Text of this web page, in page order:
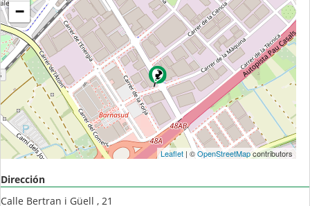
−
Leaflet| ©OpenStreetMapcontributors
Dirección
Calle Bertran i Güell , 21